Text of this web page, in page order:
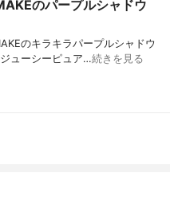
のパープルシャドウ
のキラキラパープルシャドウ
ジューシーピュア…続きを見る